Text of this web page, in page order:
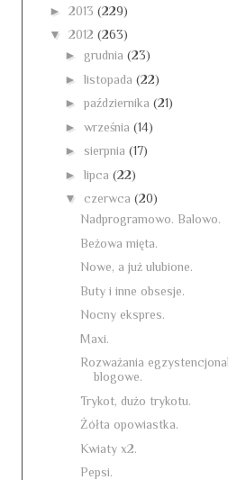
► 2013 (229)
▼ 2012 (263)
► grudnia (23)
► listopada (22)
► października (21)
► września (14)
► sierpnia (17)
► lipca (22)
▼ czerwca (20)
Nadprogramowo. Balowo.
Beżowa mięta.
Nowe, a już ulubione.
Buty i inne obsesje.
Nocny ekspres.
Maxi.
Rozważania
blogowe.
Trykot, dużo trykotu.
Żółta opowiastka.
Kwiaty x2.
Pepsi.